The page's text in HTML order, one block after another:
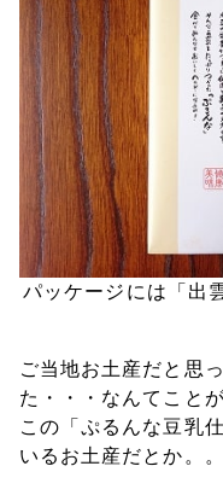
パッケージには「出
ご当地お土産だと思
た・・・なんてこと
この「ぷるんな豆乳
いるお土産だとか。。